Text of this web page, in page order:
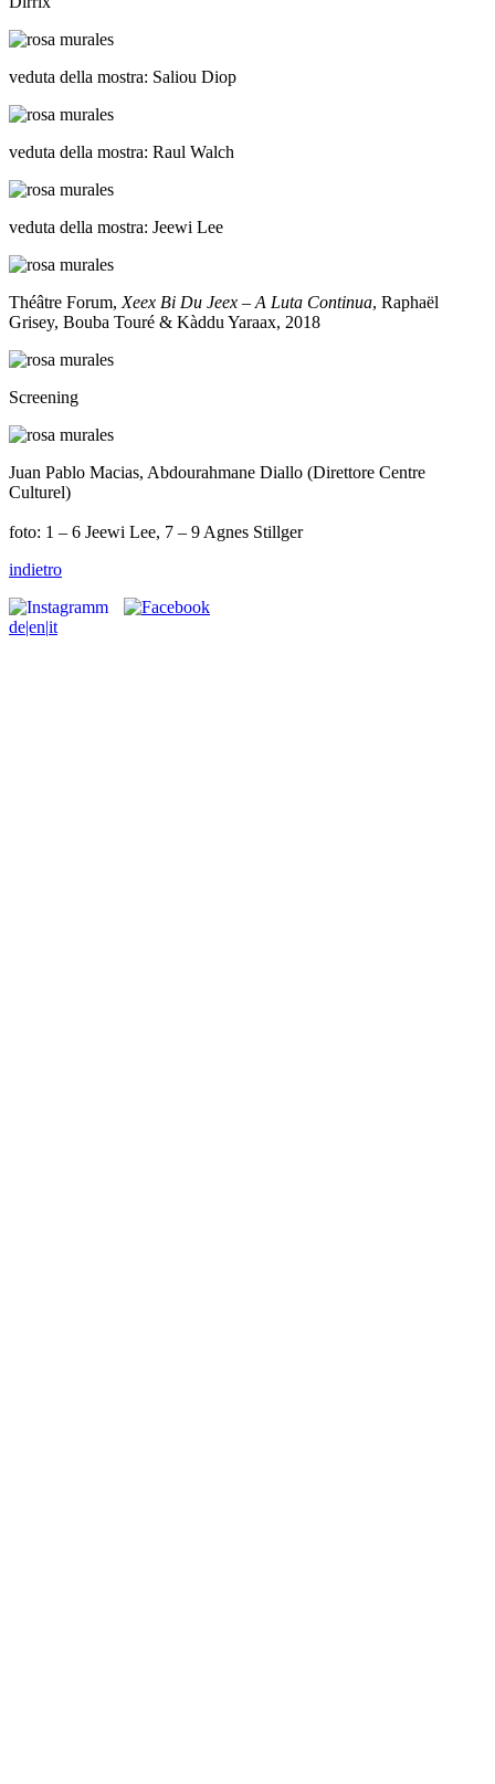
veduta della mostra: Saliou Diop
veduta della mostra: Raul Walch
veduta della mostra: Jeewi Lee
Théâtre Forum, Xeex Bi Du Jeex – A Luta Continua, Raphaël
Grisey, Bouba Touré & Kàddu Yaraax, 2018
Screening
Juan Pablo Macias, Abdourahmane Diallo (Direttore Centre
Culturel)
foto: 1 – 6 Jeewi Lee, 7 – 9 Agnes Stillger
indietro
de|en|it